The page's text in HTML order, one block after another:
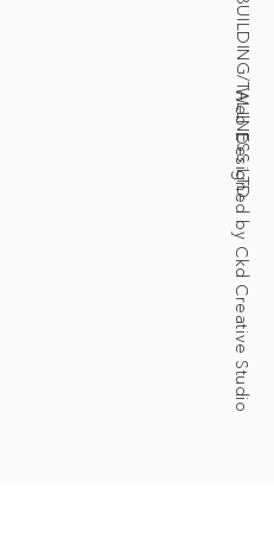
© 2025 BUILDING/TALLNESS LTD.
Web Designed by Ckd Creative Studio